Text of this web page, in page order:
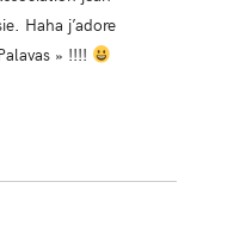
Haha j’adore
» !!!!